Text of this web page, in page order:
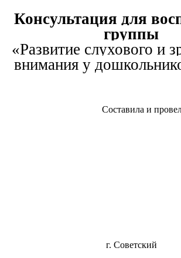
Консультация для
группы
«Развитие слухового и
внимания у
Составила и
г. Советский